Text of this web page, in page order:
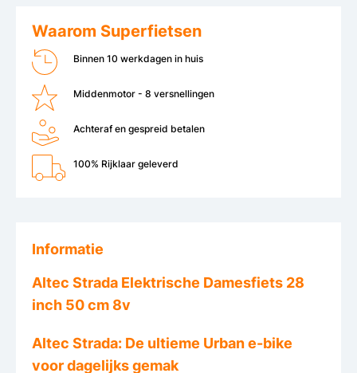
Waarom Superfietsen
Binnen 10 werkdagen in huis
Middenmotor - 8 versnellingen
Achteraf en gespreid betalen
100% Rijklaar geleverd
Informatie
Altec Strada Elektrische Damesfiets 28
inch 50 cm 8v
Altec Strada: De ultieme Urban e-bike
voor dagelijks gemak